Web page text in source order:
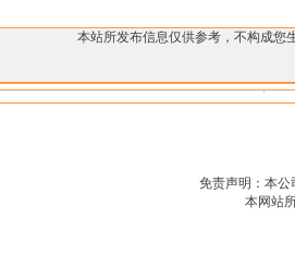
本站所发布信息仅供参考，不构成您
免责声明：本公
本网站